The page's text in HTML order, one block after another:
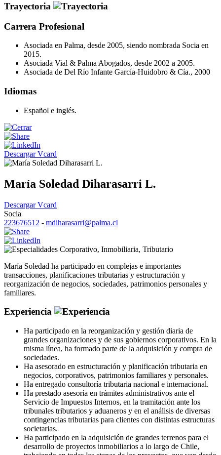
Trayectoria
Carrera Profesional
Asociada en Palma, desde 2005, siendo nombrada Socia en
2015.
Asociada Vial & Palma Abogados, desde 2002 a 2005.
Asociada de Del Río Infante García-Huidobro & Cía., 2000
Idiomas
Español e inglés.
Descargar Vcard
María Soledad Diharasarri L.
Descargar Vcard
Socia
223676512 - mdiharasarri@palma.cl
Corporativo, Inmobiliaria, Tributario
María Soledad ha participado en complejas e importantes
transacciones, planificaciones tributarias y estructuración y
reorganización de negocios, sociedades, patrimonios personales y
familiares.
Experiencia
Ha participado en la reorganización y gestión diaria de
grandes organizaciones y de sus gobiernos corporativos. En la
misma línea, ha formado parte de la adquisición y compra de
sociedades.
Ha asesorado en estructuración y planificación tributaria en
negocios, corporativos, patrimonios familiares y personales.
Ha entregado consultoría tributaria nacional e internacional.
Ha prestado asesoría en trámites administrativos ante el
Servicio de Impuestos Internos, en la tramitación ante los
tribunales tributarios y aduaneros y en el análisis de diversas
contingencias tributarias para clientes con distintas estructuras
societarias.
Ha participado en la adquisición de grandes terrenos para el
desarrollo de proyectos inmobiliarios a lo largo de Chile,